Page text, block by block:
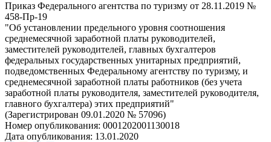
Приказ Федерального агентства по туризму от 28.11.2019 №
458-Пр-19
"Об установлении предельного уровня соотношения
среднемесячной заработной платы руководителей,
заместителей руководителей, главных бухгалтеров
федеральных государственных унитарных предприятий,
подведомственных Федеральному агентству по туризму, и
среднемесячной заработной платы работников (без учета
заработной платы руководителя, заместителей руководителя,
главного бухгалтера) этих предприятий"
(Зарегистрирован 09.01.2020 № 57096)
Номер опубликования: 0001202001130018
Дата опубликования: 13.01.2020